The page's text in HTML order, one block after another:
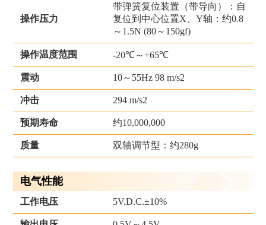
操作压力
带弹簧复位装置（带导向）：自
复位到中心位置X、Y轴：约0.8
～1.5N (80～150gf)
操作温度范围 -20℃～+65℃
震动 10～55Hz 98 m/s2
冲击 294 m/s2
预期寿命 约10,000,000
质量 双轴调节型：约280g
电气性能
工作电压 5V.D.C.±10%